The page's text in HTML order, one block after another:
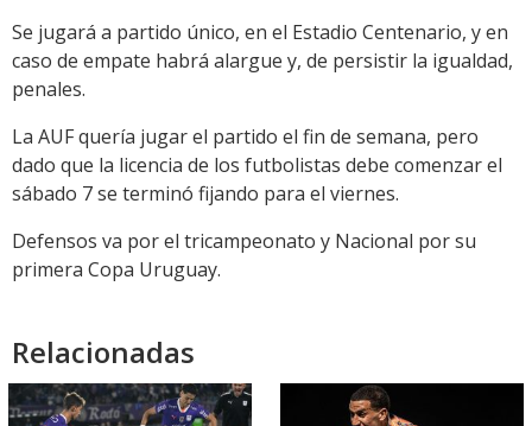
Se jugará a partido único, en el Estadio Centenario, y en
caso de empate habrá alargue y, de persistir la igualdad,
penales.
La AUF quería jugar el partido el fin de semana, pero
dado que la licencia de los futbolistas debe comenzar el
sábado 7 se terminó fijando para el viernes.
Defensos va por el tricampeonato y Nacional por su
primera Copa Uruguay.
Relacionadas